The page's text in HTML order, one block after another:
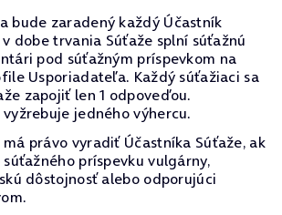
bude zaradený každý Účastník
dobe trvania Súťaže splní súťažnú
pod súťažným príspevkom na
Usporiadateľa. Každý súťažiaci sa
zapojiť len 1 odpoveďou.
jedného výhercu.
právo vyradiť Účastníka Súťaže, ak
príspevku vulgárny,
dôstojnosť alebo odporujúci